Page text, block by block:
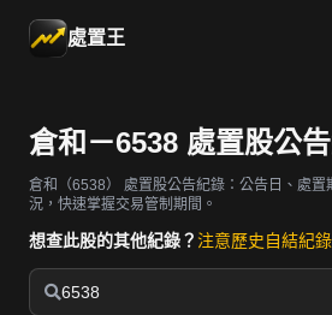
處置王
倉和－6538 處置股公
倉和（6538）
處置股公告紀錄：公告日、處
況，快速掌握交易管制期間。
想查此股的其他紀錄？ 注意歷史自結紀錄
6538